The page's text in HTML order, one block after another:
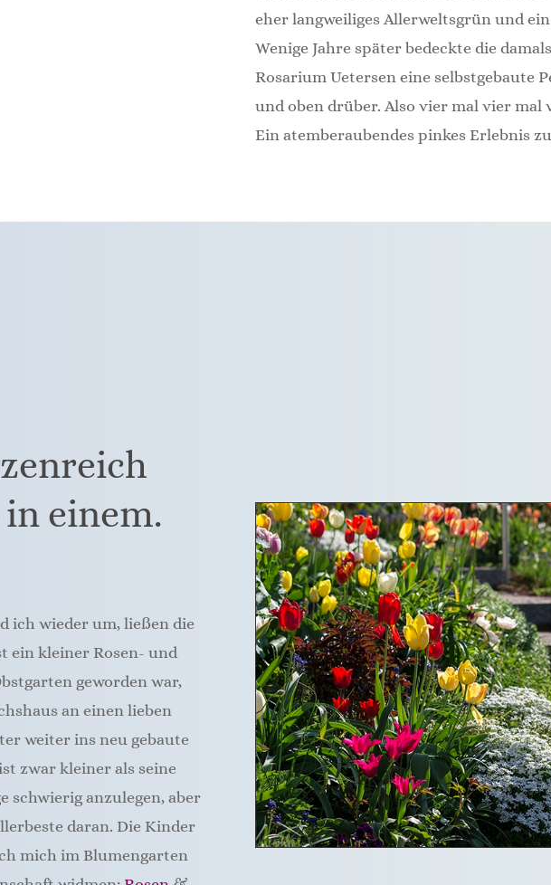
eher langweiliges Allerweltsgrün und
Wenige Jahre später bedeckte die
Rosarium Uetersen eine selbstgebaute
und oben drüber. Also vier mal vier mal
Ein atemberaubendes pinkes Erlebnis
einem.
ich wieder um, ließen die
ein kleiner Rosen- und
geworden war,
an einen lieben
weiter ins neu gebaute
zwar kleiner als seine
schwierig anzulegen, aber
daran. Die Kinder
mich im Blumengarten